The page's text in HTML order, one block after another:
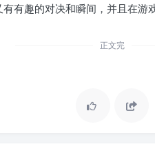
有趣的对决和瞬间，并且在游
正文完